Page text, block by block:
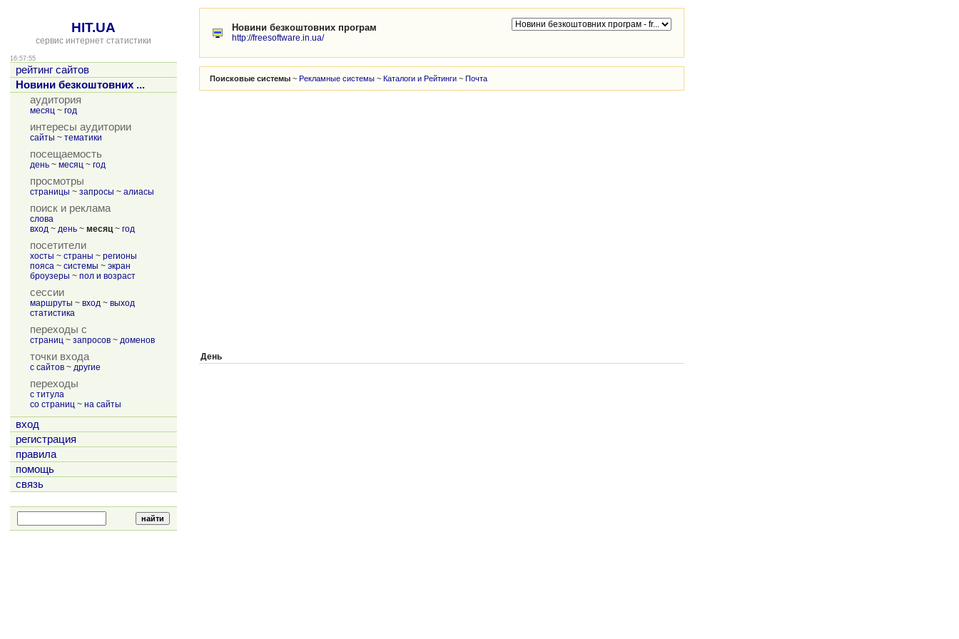
HIT.UA
сервис интернет статистики
16:57:55
рейтинг сайтов
Новини безкоштовних ...
аудитория
месяц ~ год
интересы аудитории
сайты ~ тематики
посещаемость
день ~ месяц ~ год
просмотры
страницы ~ запросы ~ алиасы
поиск и реклама
слова
вход ~ день ~ месяц~ год
посетители
хосты ~ страны ~ регионы
пояса ~ системы ~ экран
броузеры ~ пол и возраст
сессии
маршруты ~ вход ~ выход
статистика
переходы с
страниц ~ запросов ~ доменов
точки входа
с сайтов ~ другие
переходы
с титула
со страниц ~ на сайты
вход
регистрация
правила
помощь
связь
Новини безкоштовних програм
http://freesoftware.in.ua/
Поисковые системы ~ Рекламные системы ~ Каталоги и Рейтинги ~ Почта
День